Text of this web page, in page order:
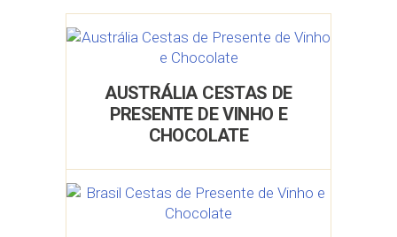
AUSTRÁLIA CESTAS DE
PRESENTE DE VINHO E
CHOCOLATE